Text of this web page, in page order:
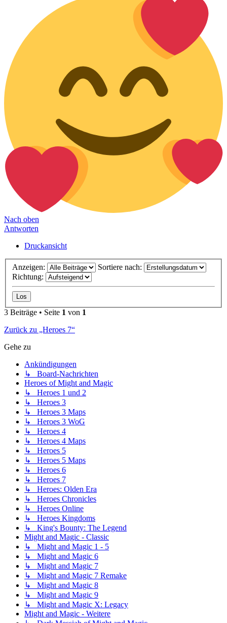
Nach oben
Antworten
Druckansicht
Anzeigen:
Sortiere nach:
Richtung:
3 Beiträge • Seite 1 von 1
Zurück zu „Heroes 7“
Gehe zu
Ankündigungen
↳ Board-Nachrichten
Heroes of Might and Magic
↳ Heroes 1 und 2
↳ Heroes 3
↳ Heroes 3 Maps
↳ Heroes 3 WoG
↳ Heroes 4
↳ Heroes 4 Maps
↳ Heroes 5
↳ Heroes 5 Maps
↳ Heroes 6
↳ Heroes 7
↳ Heroes: Olden Era
↳ Heroes Chronicles
↳ Heroes Online
↳ Heroes Kingdoms
↳ King's Bounty: The Legend
Might and Magic - Classic
↳ Might and Magic 1 - 5
↳ Might and Magic 6
↳ Might and Magic 7
↳ Might and Magic 7 Remake
↳ Might and Magic 8
↳ Might and Magic 9
↳ Might and Magic X: Legacy
Might and Magic - Weitere